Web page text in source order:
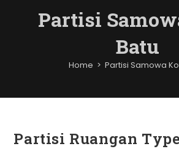
Partisi
Batu
Home > Partisi Samowa
Partisi Ruangan